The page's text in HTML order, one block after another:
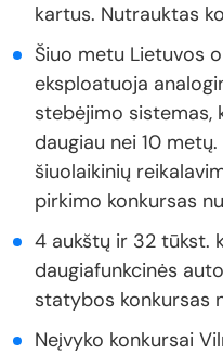
kartus. Nutrauktas
Šiuo metu Lietuvos
eksploatuoja
stebėjimo sistemas,
daugiau nei 10
šiuolaikinių
pirkimo konkursas
4 aukštų ir 32 tūkst.
daugiafunkcinės
statybos konkursas
Neįvyko konkursai